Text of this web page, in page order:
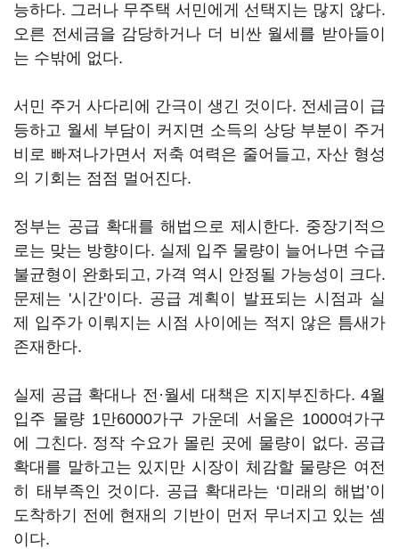
능하다. 그러나 무주택 서민에게 선택지는 많지 않다.
오른 전세금을 감당하거나 더 비싼 월세를 받아들이
는 수밖에 없다.
서민 주거 사다리에 간극이 생긴 것이다. 전세금이 급
등하고 월세 부담이 커지면 소득의 상당 부분이 주거
비로 빠져나가면서 저축 여력은 줄어들고, 자산 형성
의 기회는 점점 멀어진다.
정부는 공급 확대를 해법으로 제시한다. 중장기적으
로는 맞는 방향이다. 실제 입주 물량이 늘어나면 수급
불균형이 완화되고, 가격 역시 안정될 가능성이 크다.
문제는 '시간'이다. 공급 계획이 발표되는 시점과 실
제 입주가 이뤄지는 시점 사이에는 적지 않은 틈새가
존재한다.
실제 공급 확대나 전·월세 대책은 지지부진하다. 4월
입주 물량 1만6000가구 가운데 서울은 1000여가구
에 그친다. 정작 수요가 몰린 곳에 물량이 없다. 공급
확대를 말하고는 있지만 시장이 체감할 물량은 여전
히 태부족인 것이다. 공급 확대라는 ‘미래의 해법’이
도착하기 전에 현재의 기반이 먼저 무너지고 있는 셈
이다.